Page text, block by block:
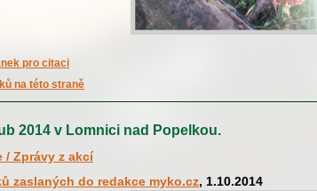
pro citaci
na této straně
2014 v Lomnici nad Popelkou.
/ Zprávy z akcí
zaslaných do redakce myko.cz, 1.10.2014